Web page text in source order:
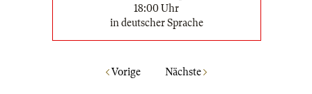
18:00 Uhr
in deutscher Sprache
Vorige Nächste